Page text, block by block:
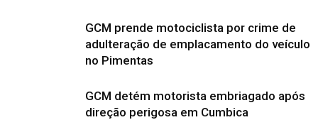
GCM prende motociclista por crime de
adulteração de emplacamento do veículo
no Pimentas
GCM detém motorista embriagado após
direção perigosa em Cumbica